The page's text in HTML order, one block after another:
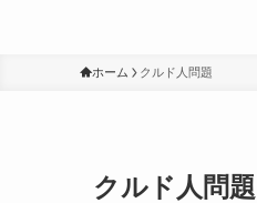
ホーム クルド人問題
クルド人問題